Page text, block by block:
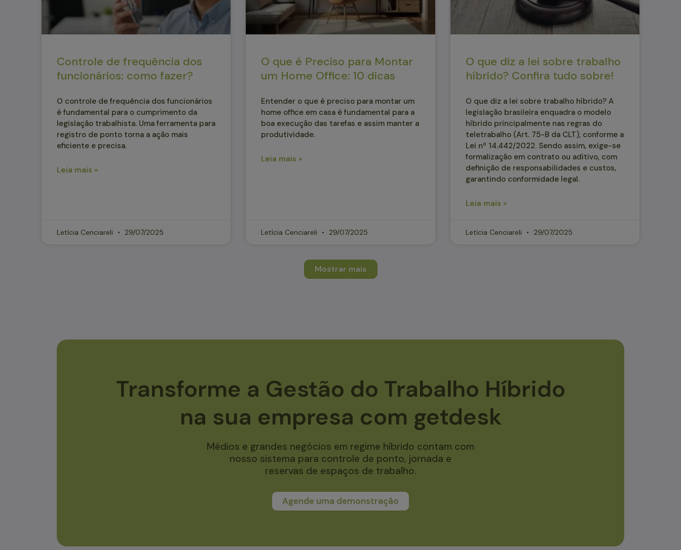
Controle de frequência dos
funcionários: como fazer?
O controle de frequência dos funcionários
é fundamental para o cumprimento da
legislação trabalhista. Uma ferramenta para
registro de ponto torna a ação mais
eficiente e precisa.
Leia mais »
Letícia Cenciareli 29/07/2025
O que é Preciso para Montar
um Home Office: 10 dicas
Entender o que é preciso para montar um
home office em casa é fundamental para a
boa execução das tarefas e assim manter a
produtividade.
Leia mais »
Letícia Cenciareli 29/07/2025
O que diz a lei sobre trabalho
híbrido? Confira tudo sobre!
O que diz a lei sobre trabalho híbrido? A
legislação brasileira enquadra o modelo
híbrido principalmente nas regras do
teletrabalho (Art. 75-B da CLT), conforme a
Lei nº 14.442/2022. Sendo assim, exige-se
formalização em contrato ou aditivo, com
definição de responsabilidades e custos,
garantindo conformidade legal.
Leia mais »
Letícia Cenciareli 29/07/2025
Mostrar mais
Transforme a Gestão do Trabalho Híbrido
na sua empresa com getdesk
Médios e grandes negócios em regime híbrido contam com
nosso sistema para controle de ponto, jornada e
reservas de espaços de trabalho.
Agende uma demonstração